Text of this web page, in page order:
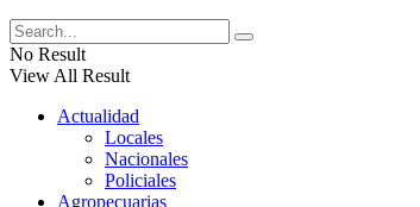
No Result
View All Result
Actualidad
Locales
Nacionales
Policiales
Agropecuarias